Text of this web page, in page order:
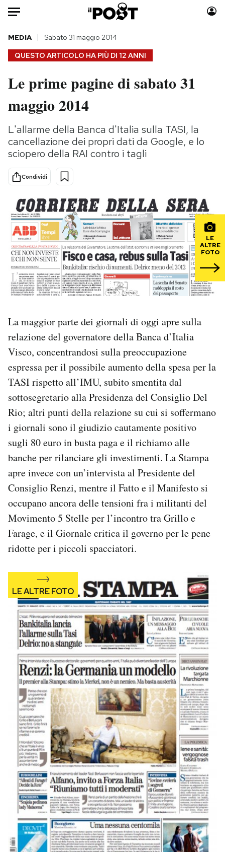
Auto
HOME
Italia
Politica
Tecnologia
Internet
Scienza
Cultura
Economia
Sport
Moda
Storie/Idee
Ok Boomer!
Media
Mondiali calcio 2026
PODCAST
NEWSLETTER
CALENDARIO
AREA PERSONALE
Area Personale
Newsletter
Notifiche mobile
Regala il Post
Hai bisogno di aiuto?
QUESTO ARTICOLO HA PIÙ DI 12 ANNI
MEDIA Sabato 31 maggio 2014
Le prime pagine di sabato 31
maggio 2014
L'allarme della Banca d'Italia sulla TASI, la
cancellazione dei propri dati da Google, e lo
sciopero della RAI contro i tagli
Condividi
LE
ALTRE
FOTO
La maggior parte dei giornali di oggi apre sulla
relazione del governatore della Banca d’Italia
Visco, concentrandosi sulla preoccupazione
espressa per il possibile aumento della spesa per la
TASI rispetto all’IMU, subito smentita dal
sottosegretario alla Presidenza del Consiglio Del
Rio; altri punti della relazione su cui si soffermano
i giornali sono il giudizio cautamente positivo
sugli 80 euro in busta paga e il richiamo alle
banche per rilanciare gli investimenti. La Stampa
apre invece con un’intervista al Presidente del
Consiglio Renzi, mentre il Fatto e il Manifesto si
occupano ancora delle tensioni fra i militanti del
Movimento 5 Stelle per l’incontro tra Grillo e
Farage, e il Giornale critica il governo per le pene
ridotte per i piccoli spacciatori.